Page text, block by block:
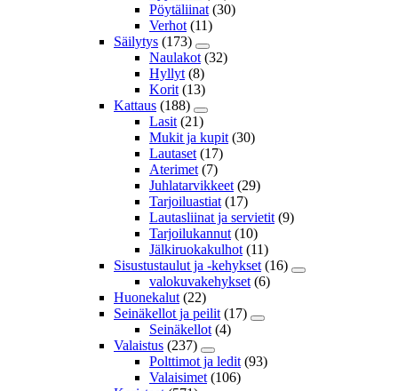
Pöytäliinat (30)
Verhot (11)
Säilytys (173)
Naulakot (32)
Hyllyt (8)
Korit (13)
Kattaus (188)
Lasit (21)
Mukit ja kupit (30)
Lautaset (17)
Aterimet (7)
Juhlatarvikkeet (29)
Tarjoiluastiat (17)
Lautasliinat ja servietit (9)
Tarjoilukannut (10)
Jälkiruokakulhot (11)
Sisustustaulut ja -kehykset (16)
valokuvakehykset (6)
Huonekalut (22)
Seinäkellot ja peilit (17)
Seinäkellot (4)
Valaistus (237)
Polttimot ja ledit (93)
Valaisimet (106)